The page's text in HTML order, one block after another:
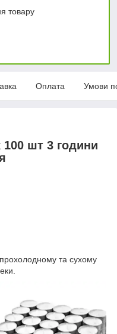
товару
Оплата Умови
100 шт 3 години
та сухому